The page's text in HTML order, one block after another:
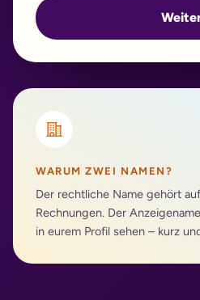
WARUM ZWEI NAMEN?
Der rechtliche Name gehört
Rechnungen. Der
in eurem Profil sehen – kurz